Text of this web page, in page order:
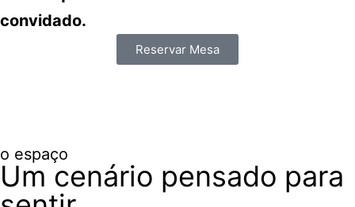
convidado.
Reservar Mesa
o espaço
Um cenário pensado para